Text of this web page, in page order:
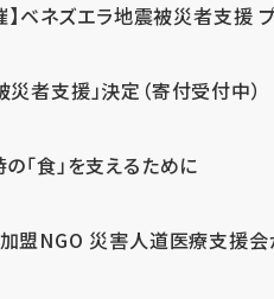
】ベネズエラ地震被災者支援
災者支援」決定（寄付受付中）
「食」を支えるために
盟NGO 災害人道医療支援